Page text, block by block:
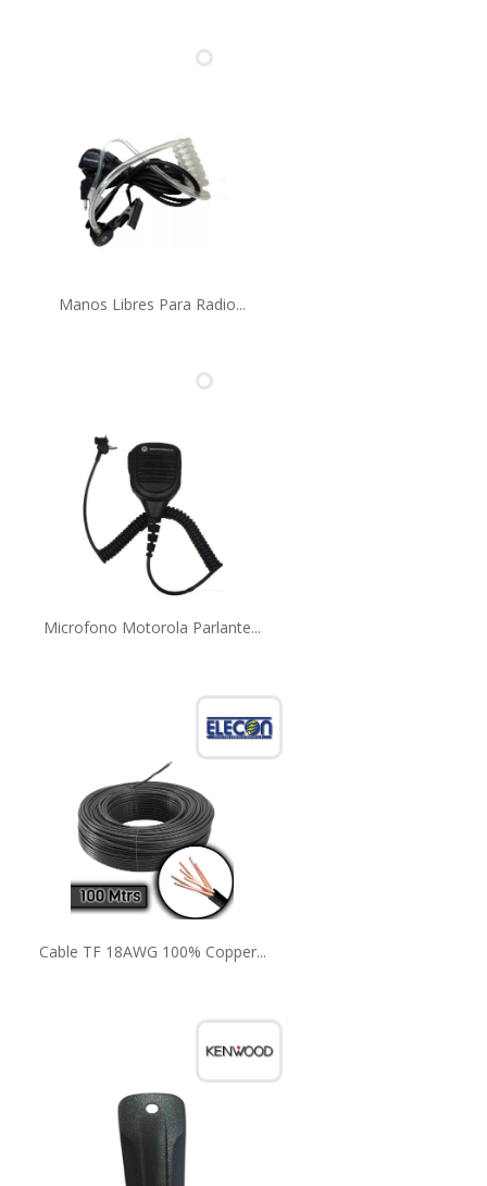
Manos Libres Para Radio...
Microfono Motorola Parlante...
Cable TF 18AWG 100% Copper...